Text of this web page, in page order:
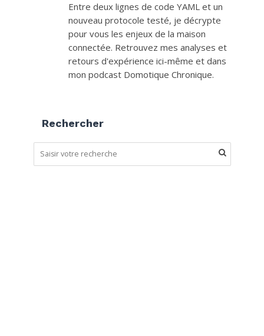
Entre deux lignes de code YAML et un
nouveau protocole testé, je décrypte
pour vous les enjeux de la maison
connectée. Retrouvez mes analyses et
retours d'expérience ici-même et dans
mon podcast Domotique Chronique.
Rechercher